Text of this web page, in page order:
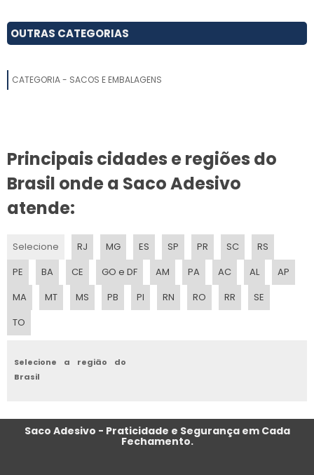
SAQUINHO TRANSPARENTE COM ADESIVO
SACO DE PLASTICO IMPRESSO DE ALIMENTO
SACOS IMPRESSOS PLASTICOS
SACO PLASTICO IMPRESSO
FABRICA DE SACOLAS PLASTICAS
SACO IMPRESSO PLASTICO ADESIVO
FABRICA DE SACOLAS PLASTICAS PERSONALIZADAS
SACO IMPRESSO PP ADESIVADO
SACOS IMPRESSOS ADESIVADOS
OUTRAS CATEGORIAS
CATEGORIA - SACOS E EMBALAGENS
Principais cidades e regiões do
Brasil onde a Saco Adesivo
atende:
Selecione RJ MG ES SP PR SC
RS
PE
BA CE GO e DF AM PA AC AL
AP
MA
MT MS PB PI RN RO RR
SE
TO
Selecione a região do
Brasil
Saco Adesivo - Praticidade e Segurança em Cada
Fechamento.